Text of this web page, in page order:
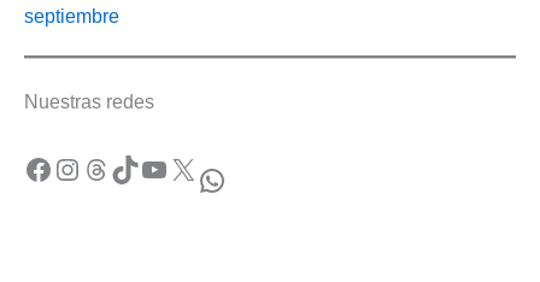
septiembre
Nuestras redes
Facebook Instagram Threads TikTok YouTube X WhatsApp